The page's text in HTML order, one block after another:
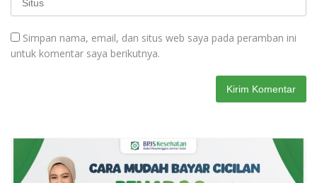
Simpan nama, email, dan situs web saya pada peramban ini
untuk komentar saya berikutnya.